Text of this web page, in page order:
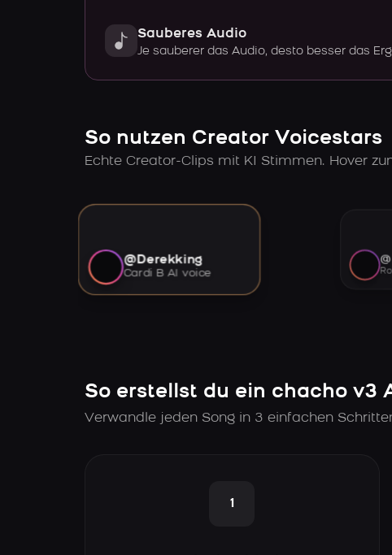
Sauberes Audio
Je sauberer das Audio, desto besser das
So nutzen Creator Voicestars
Echte Creator-Clips mit KI Stimmen. Hover
@Derekking
Cardi B AI voice
So erstellst du ein chacho v3
Verwandle jeden Song in 3 einfachen
1